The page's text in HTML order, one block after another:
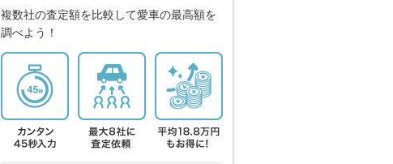
複数社の査定額を比較して愛車の最高額を
調べよう！